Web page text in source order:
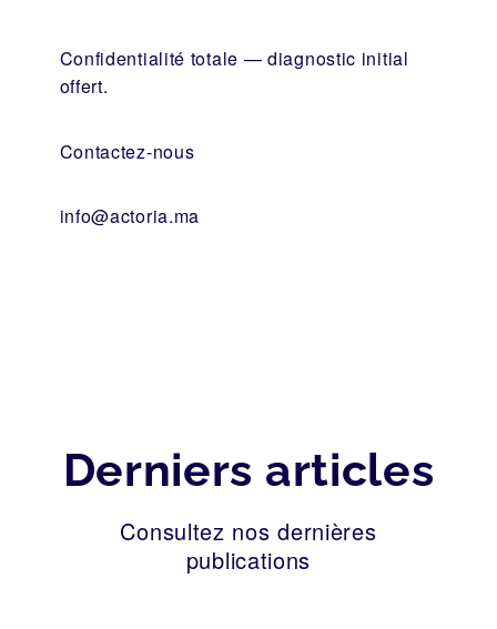
Confidentialité totale — diagnostic initial
offert.
Contactez-nous
info@actoria.ma
Derniers articles
Consultez nos dernières
publications